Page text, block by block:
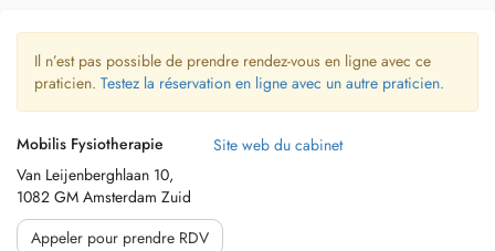
Il n’est pas possible de prendre rendez-vous en ligne avec ce
praticien. Testez la réservation en ligne avec un autre praticien.
Mobilis Fysiotherapie
Van Leijenberghlaan 10,
1082 GM Amsterdam Zuid
Site web du cabinet
Appeler pour prendre RDV